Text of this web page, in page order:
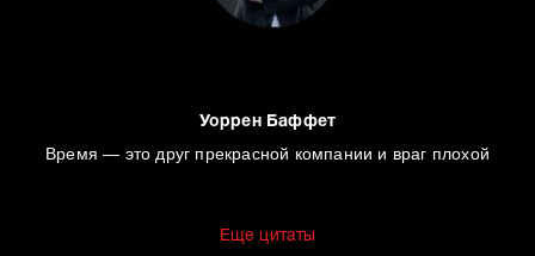
Уоррен Баффет
Время — это друг прекрасной компании и враг плохой
Еще цитаты